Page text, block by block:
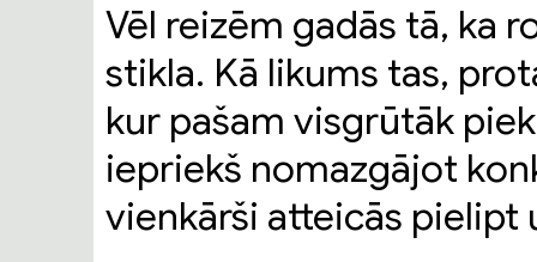
Vēl reizēm gadās tā, ka
stikla. Kā likums tas,
kur pašam visgrūtāk
iepriekš nomazgājot
vienkārši atteicās pielipt